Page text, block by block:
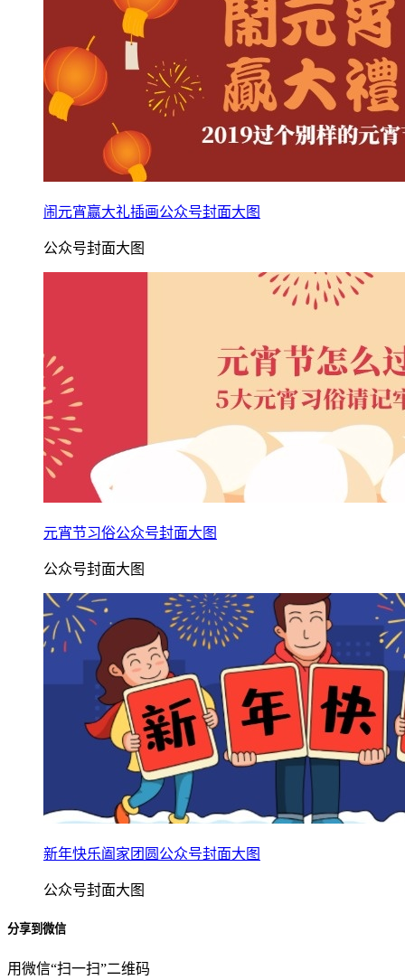
闹元宵赢大礼插画公众号封面大图
公众号封面大图
元宵节习俗公众号封面大图
公众号封面大图
新年快乐阖家团圆公众号封面大图
公众号封面大图
分享到微信
用微信“扫一扫”二维码